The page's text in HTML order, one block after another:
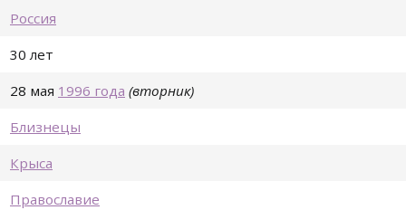
Россия
30 лет
28 мая 1996 года (вторник)
Близнецы
Крыса
Православие